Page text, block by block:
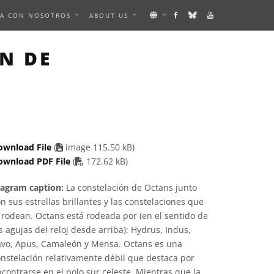
CON NOSOTROS ABOUT US
DE
File (
image 115.50 kB)
PDF File ( PDF file
172.62 kB)
caption: La constelación de Octans junto
sus estrellas brillantes y las constelaciones que
Octans está rodeada por (en el sentido de
agujas del reloj desde arriba): Hydrus, Indus,
Apus, Camaleón y Mensa. Octans es una
relativamente débil que destaca por